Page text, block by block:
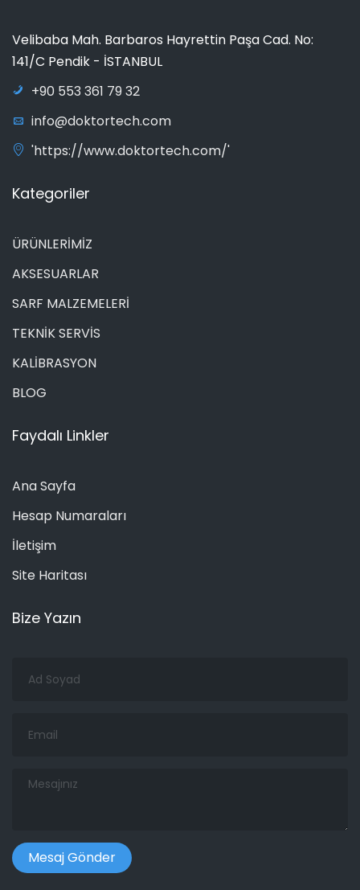
Velibaba Mah. Barbaros Hayrettin Paşa Cad. No:
141/C Pendik - İSTANBUL
+90 553 361 79 32
info@doktortech.com
'https://www.doktortech.com/'
Kategoriler
ÜRÜNLERİMİZ
AKSESUARLAR
SARF MALZEMELERİ
TEKNİK SERVİS
KALİBRASYON
BLOG
Faydalı Linkler
Ana Sayfa
Hesap Numaraları
İletişim
Site Haritası
Bize Yazın
Soyad
Mesajınız